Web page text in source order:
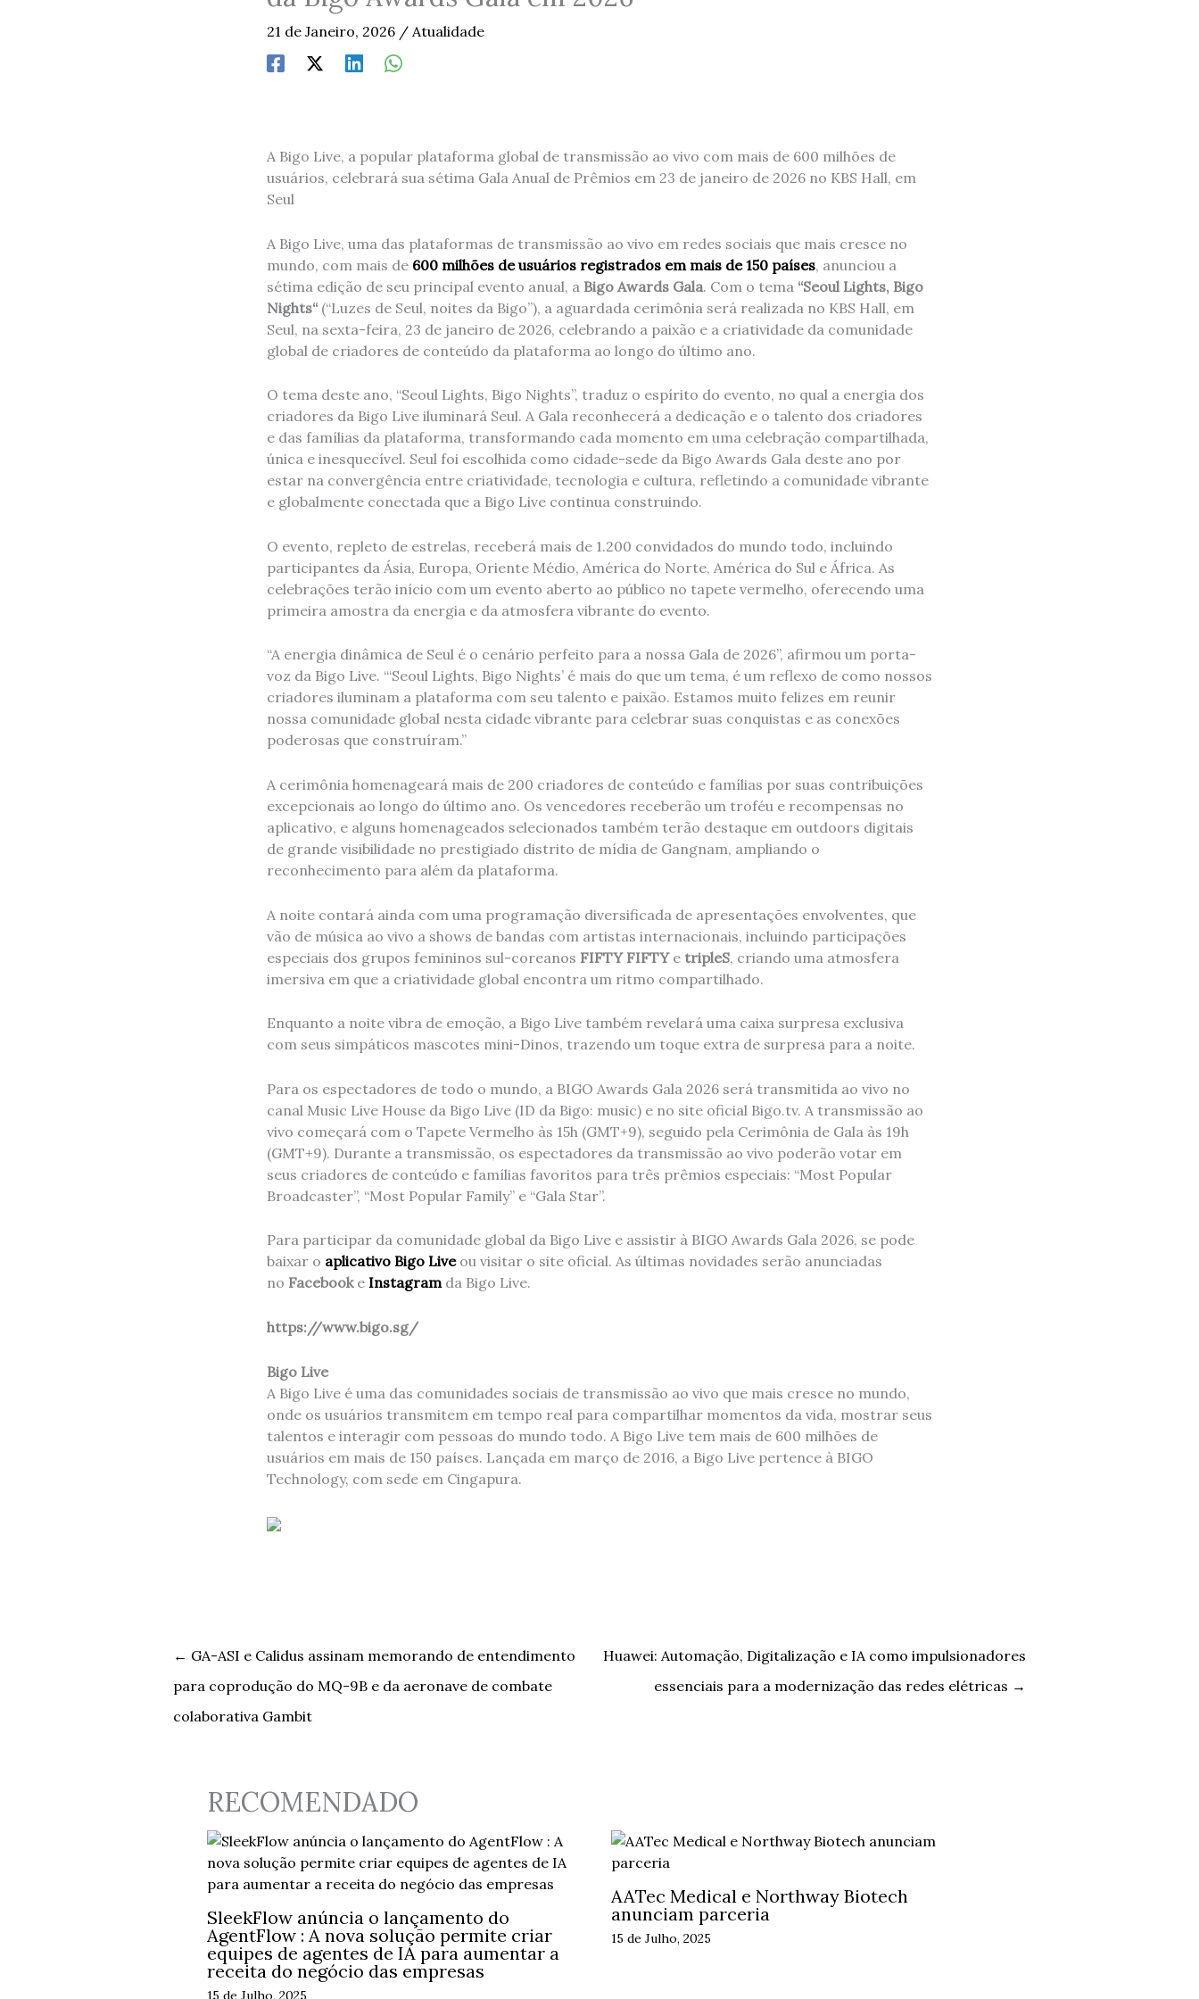
21 de Janeiro, 2026 / Atualidade
A Bigo Live, a popular plataforma global de transmissão ao vivo com mais de 600 milhões de
usuários, celebrará sua sétima Gala Anual de Prêmios em 23 de janeiro de 2026 no KBS Hall, em
Seul
A Bigo Live, uma das plataformas de transmissão ao vivo em redes sociais que mais cresce no
mundo, com mais de 600 milhões de usuários registrados em mais de 150 países, anunciou a
sétima edição de seu principal evento anual, a Bigo Awards Gala. Com o tema “Seoul Lights, Bigo
Nights“(“Luzes de Seul, noites da Bigo”), a aguardada cerimônia será realizada no KBS Hall, em
Seul, na sexta-feira, 23 de janeiro de 2026, celebrando a paixão e a criatividade da comunidade
global de criadores de conteúdo da plataforma ao longo do último ano.
O tema deste ano, “Seoul Lights, Bigo Nights”, traduz o espírito do evento, no qual a energia dos
criadores da Bigo Live iluminará Seul. A Gala reconhecerá a dedicação e o talento dos criadores
e das famílias da plataforma, transformando cada momento em uma celebração compartilhada,
única e inesquecível. Seul foi escolhida como cidade-sede da Bigo Awards Gala deste ano por
estar na convergência entre criatividade, tecnologia e cultura, refletindo a comunidade vibrante
e globalmente conectada que a Bigo Live continua construindo.
O evento, repleto de estrelas, receberá mais de 1.200 convidados do mundo todo, incluindo
participantes da Ásia, Europa, Oriente Médio, América do Norte, América do Sul e África. As
celebrações terão início com um evento aberto ao público no tapete vermelho, oferecendo uma
primeira amostra da energia e da atmosfera vibrante do evento.
“A energia dinâmica de Seul é o cenário perfeito para a nossa Gala de 2026”, afirmou um porta-
voz da Bigo Live. “‘Seoul Lights, Bigo Nights’ é mais do que um tema, é um reflexo de como nossos
criadores iluminam a plataforma com seu talento e paixão. Estamos muito felizes em reunir
nossa comunidade global nesta cidade vibrante para celebrar suas conquistas e as conexões
poderosas que construíram.”
A cerimônia homenageará mais de 200 criadores de conteúdo e famílias por suas contribuições
excepcionais ao longo do último ano. Os vencedores receberão um troféu e recompensas no
aplicativo, e alguns homenageados selecionados também terão destaque em outdoors digitais
de grande visibilidade no prestigiado distrito de mídia de Gangnam, ampliando o
reconhecimento para além da plataforma.
A noite contará ainda com uma programação diversificada de apresentações envolventes, que
vão de música ao vivo a shows de bandas com artistas internacionais, incluindo participações
especiais dos grupos femininos sul-coreanos FIFTY FIFTYe tripleS, criando uma atmosfera
imersiva em que a criatividade global encontra um ritmo compartilhado.
Enquanto a noite vibra de emoção, a Bigo Live também revelará uma caixa surpresa exclusiva
com seus simpáticos mascotes mini-Dinos, trazendo um toque extra de surpresa para a noite.
Para os espectadores de todo o mundo, a BIGO Awards Gala 2026 será transmitida ao vivo no
canal Music Live House da Bigo Live (ID da Bigo: music) e no site oficial Bigo.tv. A transmissão ao
vivo começará com o Tapete Vermelho às 15h (GMT+9), seguido pela Cerimônia de Gala às 19h
(GMT+9). Durante a transmissão, os espectadores da transmissão ao vivo poderão votar em
seus criadores de conteúdo e famílias favoritos para três prêmios especiais: “Most Popular
Broadcaster”, “Most Popular Family” e “Gala Star”.
Para participar da comunidade global da Bigo Live e assistir à BIGO Awards Gala 2026, se pode
baixar o aplicativo Bigo Liveou visitar o site oficial. As últimas novidades serão anunciadas
no Facebooke Instagramda Bigo Live.
https://www.bigo.sg/
Bigo Live
A Bigo Live é uma das comunidades sociais de transmissão ao vivo que mais cresce no mundo,
onde os usuários transmitem em tempo real para compartilhar momentos da vida, mostrar seus
talentos e interagir com pessoas do mundo todo. A Bigo Live tem mais de 600 milhões de
usuários em mais de 150 países. Lançada em março de 2016, a Bigo Live pertence à BIGO
Technology, com sede em Cingapura.
← GA-ASI e Calidus assinam memorando de entendimento
para coprodução do MQ-9B e da aeronave de combate
colaborativa Gambit
Huawei: Automação, Digitalização e IA como impulsionadores
essenciais para a modernização das redes elétricas →
RECOMENDADO
SleekFlow anúncia o lançamento do
AgentFlow : A nova solução permite criar
equipes de agentes de IA para aumentar a
receita do negócio das empresas
15 de Julho, 2025
AATec Medical e Northway Biotech
anunciam parceria
15 de Julho, 2025